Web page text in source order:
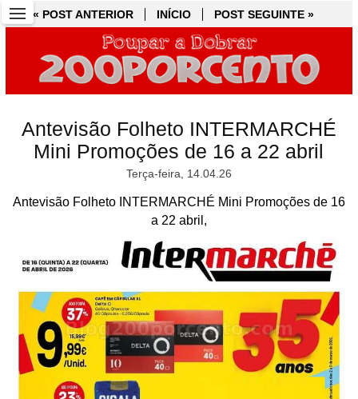
« POST ANTERIOR INÍCIO POST SEGUINTE »
Antevisão Folheto INTERMARCHÉ
Mini Promoções de 16 a 22 abril
Terça-feira, 14.04.26
Antevisão Folheto INTERMARCHÉ Mini Promoções de 16
a 22 abril,
« POST ANTERIOR INÍCIO POST SEGUINTE »